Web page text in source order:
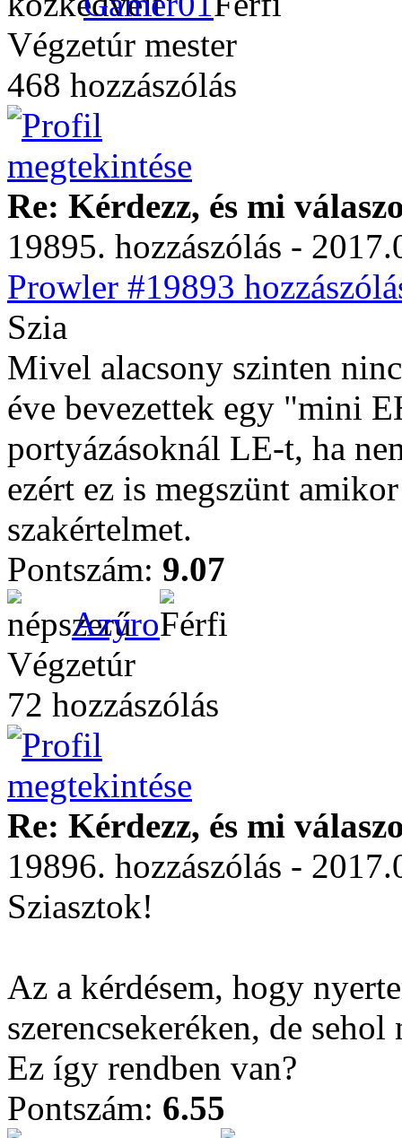
Végzetúr mester
468 hozzászólás
Re: Kérdezz, és mi
19895. hozzászólás -
Prowler #19893
Szia
Mivel alacsony szinten
éve bevezettek egy "mini
portyázásoknál LE-t, ha
ezért ez is megszünt
szakértelmet.
Pontszám: 9.07
Azyro
Végzetúr
72 hozzászólás
Re: Kérdezz, és mi
19896. hozzászólás -
Sziasztok!
Az a kérdésem, hogy
szerencsekeréken, de
Ez így rendben van?
Pontszám: 6.55